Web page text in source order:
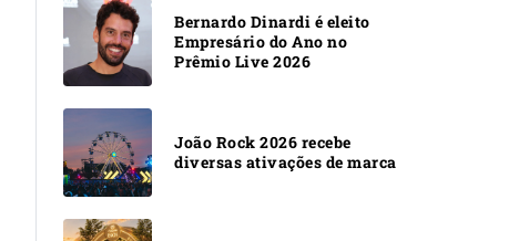
Bernardo Dinardi é eleito
Empresário do Ano no
Prêmio Live 2026
João Rock 2026 recebe
diversas ativações de marca